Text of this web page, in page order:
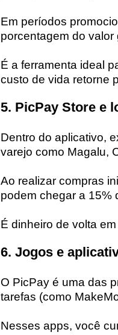
Em períodos
porcentagem do valor
É a ferramenta ideal
custo de vida retorne
5. PicPay Store e
Dentro do aplicativo,
varejo como Magalu,
Ao realizar compras
podem chegar a 15%
É dinheiro de volta
6. Jogos e
O PicPay é uma das
tarefas (como
Nesses apps, você